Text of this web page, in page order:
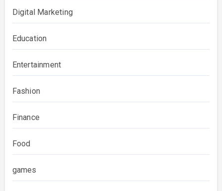
Digital Marketing
Education
Entertainment
Fashion
Finance
Food
games